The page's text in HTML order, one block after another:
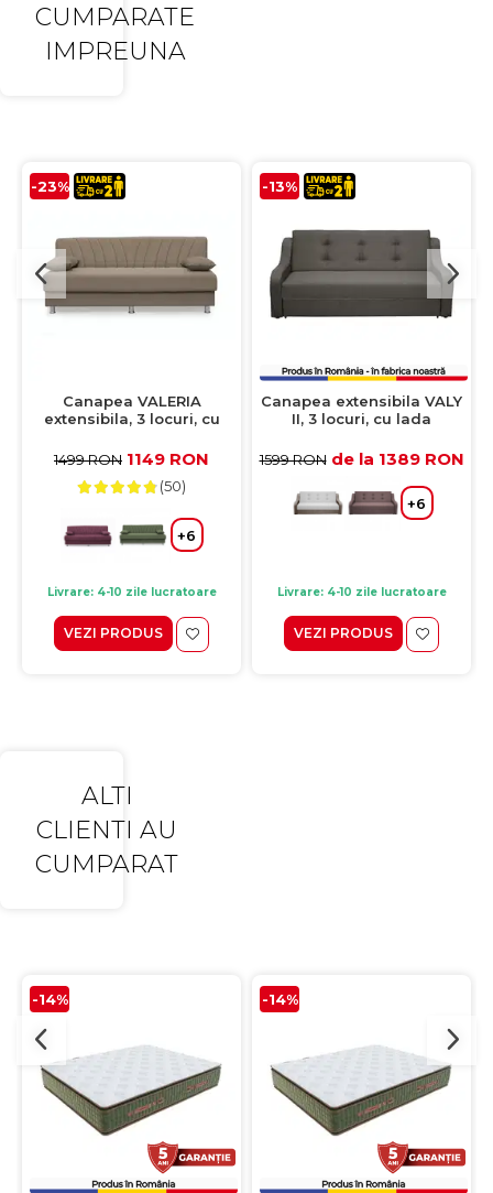
CUMPARATE
IMPREUNA
-23%
Canapea VALERIA
extensibila, 3 locuri, cu
cappuccino, 190x82x83 cm
1499 RON 1149 RON
(50)
+6
Livrare: 4-10 zile lucratoare
VEZI PRODUS
-13%
Canapea extensibila VALY
II, 3 locuri, cu lada
215x90x95 cm
1599 RON de la 1389 RON
+6
Livrare: 4-10 zile lucratoare
VEZI PRODUS
ALTI
CLIENTI AU
CUMPARAT
-14% -14%